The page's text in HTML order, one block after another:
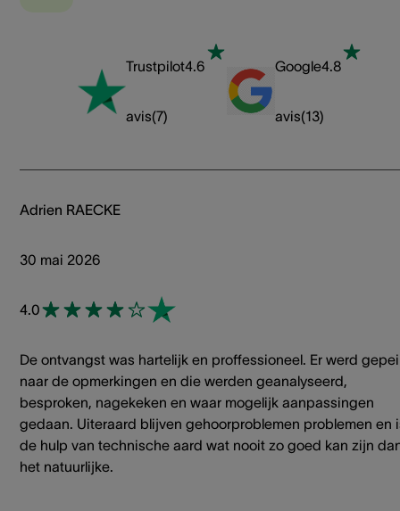
Trustpilot4.6
avis(7)
Google4.8
avis(13)
Adrien RAECKE
30 mai 2026
4.0
De ontvangst was hartelijk en proffessioneel. Er werd
naar de opmerkingen en die werden geanalyseerd,
besproken, nagekeken en waar mogelijk aanpassingen
gedaan. Uiteraard blijven gehoorproblemen problemen en
de hulp van technische aard wat nooit zo goed kan zijn
het natuurlijke.